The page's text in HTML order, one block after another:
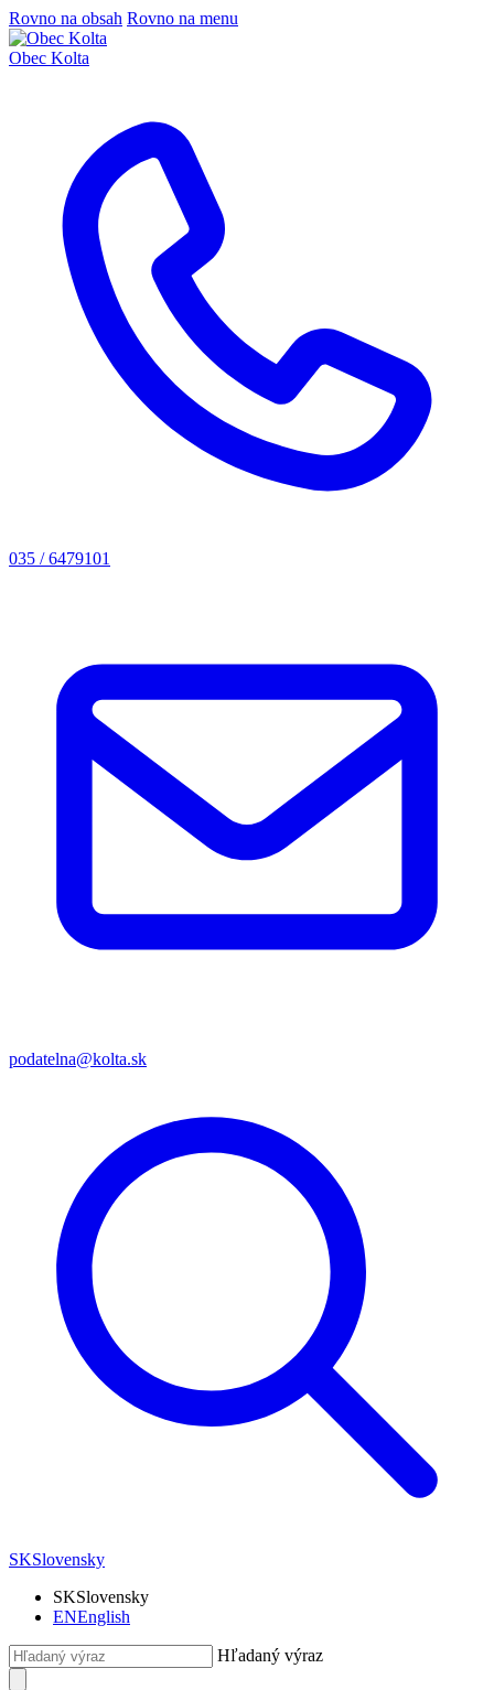
Rovno na obsah Rovno na menu
Obec Kolta
035 / 6479101
podatelna@kolta.sk
SKSlovensky
SKSlovensky
ENEnglish
Hľadaný výraz